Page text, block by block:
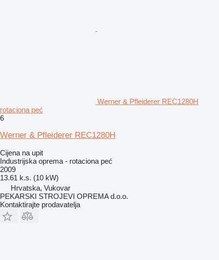
Werner & Pfleiderer REC1280H
rotaciona peć
6
Werner & Pfleiderer REC1280H
Cijena na upit
Industrijska oprema - rotaciona peć
2009
13.61 k.s. (10 kW)
Hrvatska, Vukovar
PEKARSKI STROJEVI OPREMA d.o.o.
Kontaktirajte prodavatelja